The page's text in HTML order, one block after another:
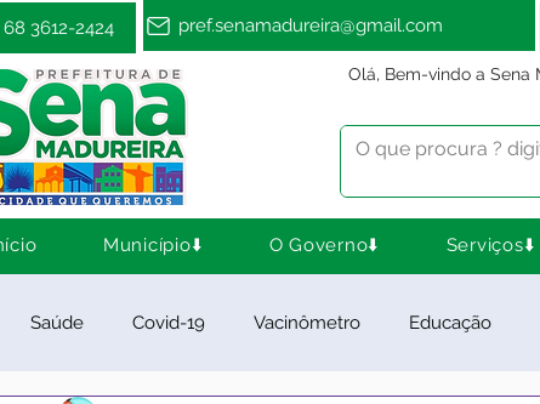
68 3612-2424 pref.senamadureira@gmail.com
Olá, Bem-vindo a Sena
Município⬇️ O Governo⬇️ Serviços⬇️
Saúde Covid-19 Vacinômetro Educação